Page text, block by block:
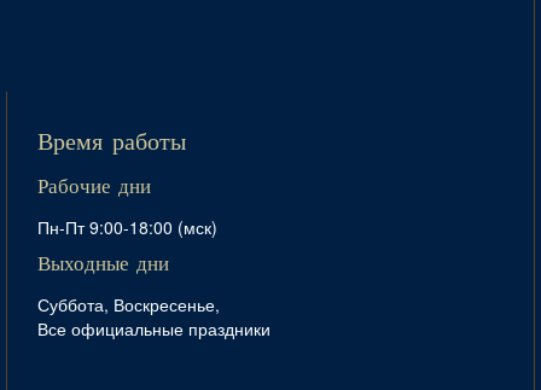
Время работы
Рабочие дни
Пн-Пт 9:00-18:00 (мск)
Выходные дни
Суббота, Воскресенье,
Все официальные праздники